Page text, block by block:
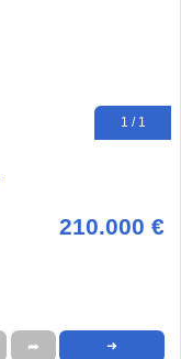
1 / 1
210.000 €
➦ ➜